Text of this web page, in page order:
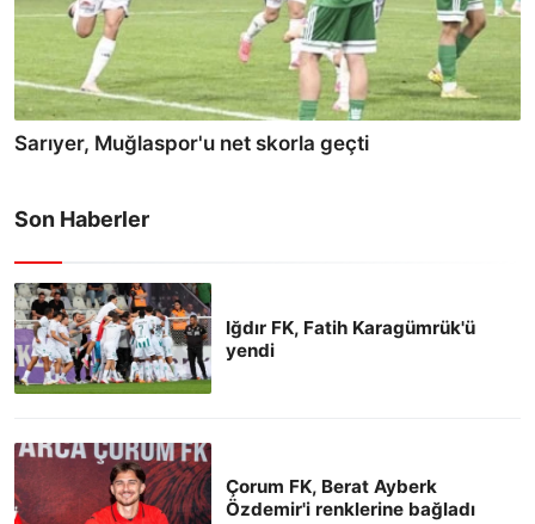
Sarıyer, Muğlaspor'u net skorla geçti
Son Haberler
Iğdır FK, Fatih Karagümrük'ü
yendi
Çorum FK, Berat Ayberk
Özdemir'i renklerine bağladı